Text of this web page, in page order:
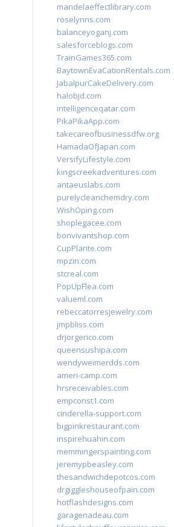
mandelaeffectlibrary.com
roselynns.com
balanceyoganj.com
salesforceblogs.com
TrainGames365.com
BaytownEvaCationRentals.com
JabalpurCakeDelivery.com
halobjd.com
intelligenceqatar.com
PikaPikaApp.com
takecareofbusinessdfw.org
HamadaOfJapan.com
VersifyLifestyle.com
kingscreekadventures.com
antaeuslabs.com
purelycleanchemdry.com
WishOping.com
shoplegacee.com
bonvivantshop.com
CupPlante.com
mpzin.com
stcreal.com
PopUpFlea.com
valueml.com
rebeccatorresjewelry.com
jmpbliss.com
drjorgerico.com
queensushipa.com
wendyweimerdds.com
ameri-camp.com
hrsreceivables.com
empconst1.com
cinderella-support.com
bigpinkrestaurant.com
inspirehuahin.com
memmingerspainting.com
jeremypbeasley.com
thesandwichdepotcos.com
drgiggleshouseofpain.com
hotflashdesigns.com
garagenadeau.com